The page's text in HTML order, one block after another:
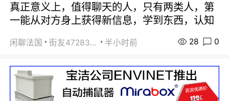
真正意义上，值得聊天的人，只有两类人，第
一能从对方身上获得新信息，学到东西，认知
闲聊法国 街友472838572 半小时前 28 0